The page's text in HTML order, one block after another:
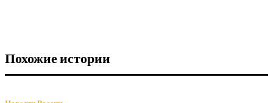
Похожие истории